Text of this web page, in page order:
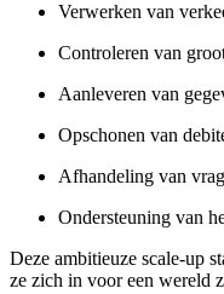
Verwerken van
Controleren van
Aanleveren van
Opschonen van
Afhandeling van
Ondersteuning van
Deze ambitieuze scale-up
ze zich in voor een wereld